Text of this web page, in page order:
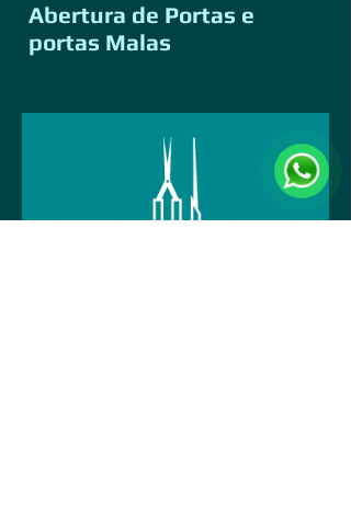
Abertura de Portas e
portas Malas